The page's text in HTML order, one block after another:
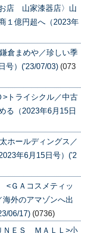
店 山家漆器店〉山
１億円超へ（2023年
倉まめや／珍しい季
号）('23/07/03) (073
トライシクル／中古
る（2023年6月15日
ホールディングス／
年6月15日号）('2
<ＧＡコスメティッ
外のアマゾンへ出
06/17) (0736)
ＮＥＳ ＭＡＬＬ>小